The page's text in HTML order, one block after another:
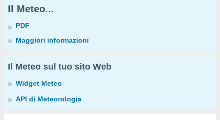
Il Meteo...
PDF
Maggiori informazioni
Il Meteo sul tuo sito Web
Widget Meteo
API di Meteorologia